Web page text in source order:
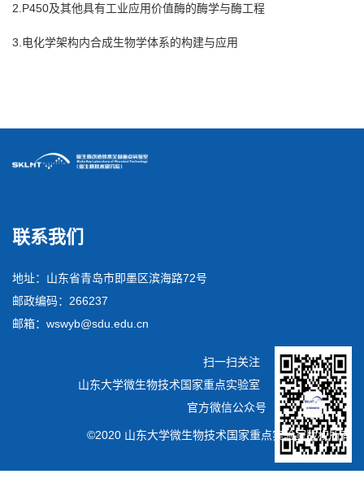
2.P450及其他具有工业应用价值酶的酶学与酶工程
3.电化学架构内合成生物学体系的构建与应用
联系我们
地址：山东省青岛市即墨区滨海路72号
邮政编码：266237
邮箱：wswyb@sdu.edu.cn
扫一扫关注
山东大学微生物技术国家重点实验室
官方微信公众号
©2020 山东大学微生物技术国家重点实验室版权所有